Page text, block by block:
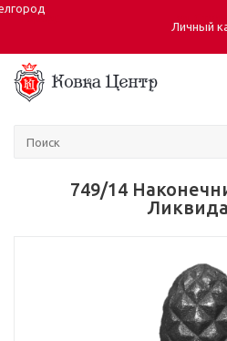
Город:
Личный
749/14